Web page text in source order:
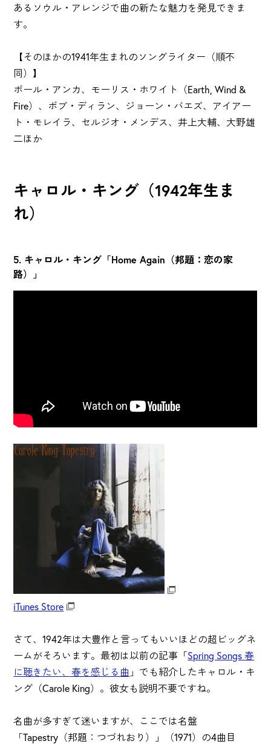
あるソウル・アレンジで曲の新たな魅力を発見できま
す。
【そのほかの1941年生まれのソングライター（順不
同）】
ポール・アンカ、モーリス・ホワイト（Earth, Wind &
Fire）、ボブ・ディラン、ジョーン・バエズ、アイアー
ト・モレイラ、セルジオ・メンデス、井上大輔、大野雄
二ほか
キャロル・キング（1942年生ま
れ）
5. キャロル・キング「Home Again（邦題：恋の家
路）」
iTunes Store
さて、1942年は大豊作と言ってもいいほどの超ビッグネ
ームがそろいます。最初は以前の記事「Spring Songs 春
に聴きたい、春を感じる曲 」でも紹介したキャロル・キ
ング（Carole King）。彼女も説明不要ですね。
名曲が多すぎて迷いますが、ここでは名盤
「Tapestry（邦題：つづれおり）」（1971）の4曲目